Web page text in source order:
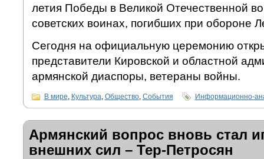
летия Победы в Великой Отечественной
советских воинах, погибших при обороне
Сегодня на официальную церемонию
представители Кировской и областной
армянской диаспоры, ветераны войны.
В мире, Культура, Общество, События Информационно-
Армянский вопрос вновь стал
внешних сил – Тер-Петросян